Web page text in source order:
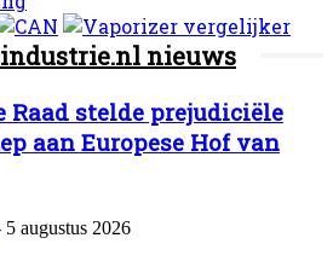
nieuws
Raad stelde prejudiciële
aan Europese Hof van
5 augustus 2026